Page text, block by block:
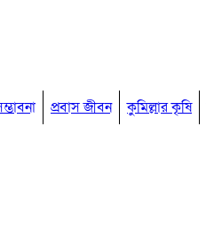
প্রবাস জীবন কুমিল্লার কৃষি